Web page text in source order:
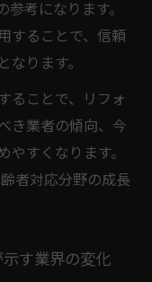
未来予測
判断ポイント
賢い選択基準
断方法とは
考になります。
することで、信頼
ります。
ることで、リフォ
き業者の傾向、今
すくなります。
者対応分野の成長
す業界の変化